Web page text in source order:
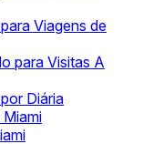
Viagens de
para Visitas A
Diária